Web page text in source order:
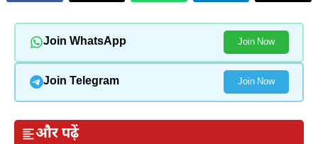
Join WhatsApp Join Now
Join Telegram Join Now
और पढ़ें